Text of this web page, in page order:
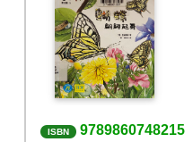
ISBN 9789860748215